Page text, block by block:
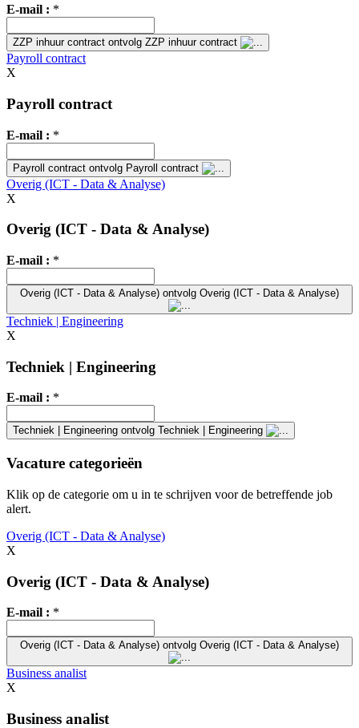
E-mail : *
ZZP inhuur contract ontvolg ZZP inhuur contract
Payroll contract
X
Payroll contract
E-mail : *
Payroll contract ontvolg Payroll contract
Overig (ICT - Data & Analyse)
X
Overig (ICT - Data & Analyse)
E-mail : *
Overig (ICT - Data & Analyse) ontvolg Overig (ICT - Data & Analyse)
Techniek | Engineering
X
Techniek | Engineering
E-mail : *
Techniek | Engineering ontvolg Techniek | Engineering
Vacature categorieën
Klik op de categorie om u in te schrijven voor de betreffende job
alert.
Overig (ICT - Data & Analyse)
X
Overig (ICT - Data & Analyse)
E-mail : *
Overig (ICT - Data & Analyse) ontvolg Overig (ICT - Data & Analyse)
Business analist
X
Business analist